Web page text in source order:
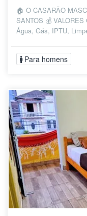
🏠 O CASARÃO
SANTOS 💰
Água, Gás, IPTU,
Para homens